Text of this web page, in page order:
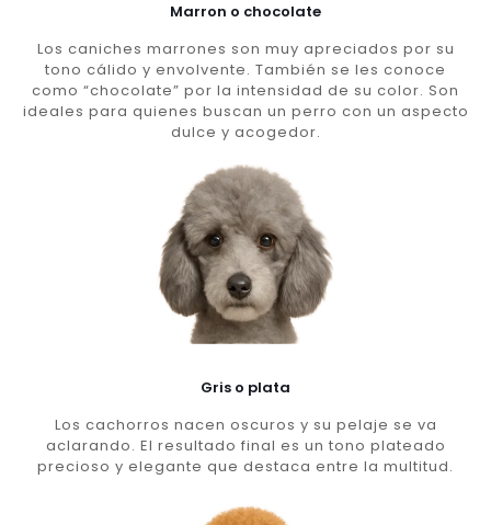
Marron o chocolate
Los caniches marrones son muy apreciados por su
tono cálido y envolvente. También se les conoce
como “chocolate” por la intensidad de su color. Son
ideales para quienes buscan un perro con un aspecto
dulce y acogedor.
Gris o plata
Los cachorros nacen oscuros y su pelaje se va
aclarando. El resultado final es un tono plateado
precioso y elegante que destaca entre la multitud.